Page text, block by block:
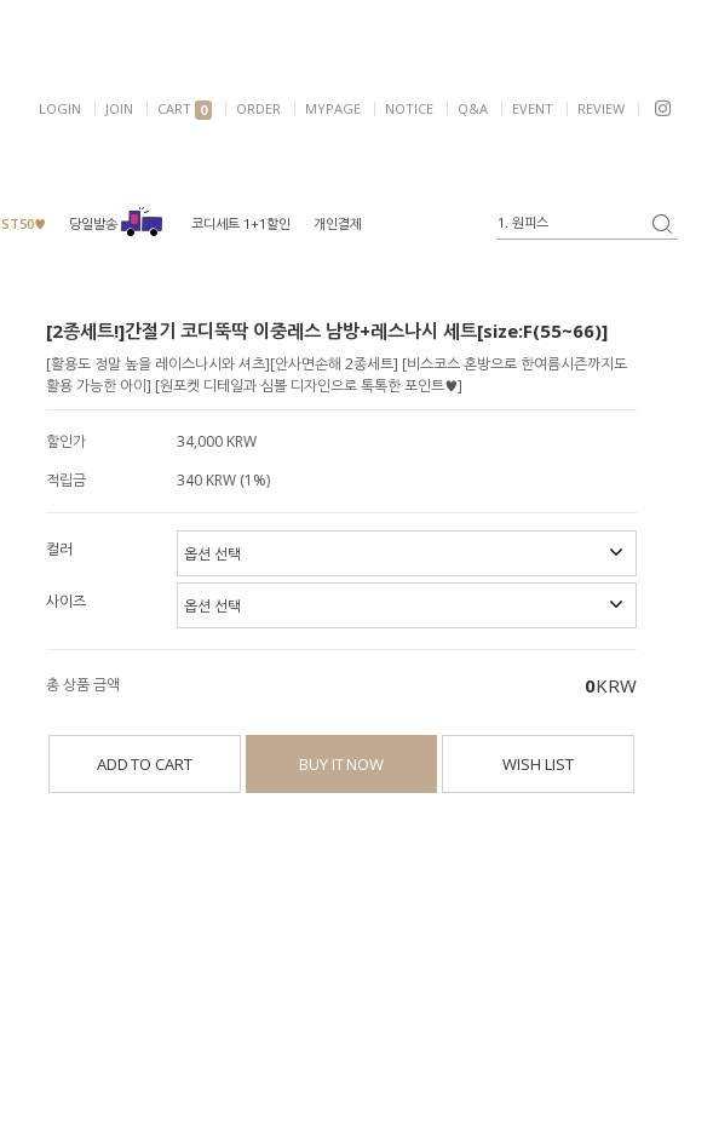
NOTICE Q&A EVENT REVIEW
LOGIN JOIN CART 0 ORDER MYPAGE
당일발송 코디세트 1+1할인 개인결제
1. 원피스
5. 여리핏
6. 자켓
[2종세트!]간절기 코디뚝딱 이중레스 남방+레스나시 세트[size:F(55~66)]
[활용도 정말 높을 레이스나시와 셔츠][안사면손해 2종세트] [비스코스 혼방으로 한여름시즌까지도
활용 가능한 아이] [원포켓 디테일과 심볼 디자인으로 톡톡한 포인트♥]
할인가
34,000 KRW
적립금
340 KRW (1%)
컬러
사이즈
총 상품 금액 0KRW
ADD TO CART BUY IT NOW WISH LIST